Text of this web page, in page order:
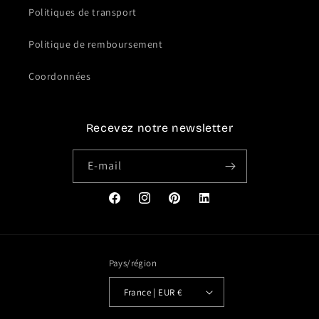
Politiques de transport
Politique de remboursement
Coordonnées
Recevez notre newsletter
E-mail
FacebookInstagramPinterestTranslation
Pays/région
France | EUR €